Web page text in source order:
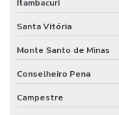
Itambacuri
Santa Vitória
Monte Santo de Minas
Conselheiro Pena
Campestre